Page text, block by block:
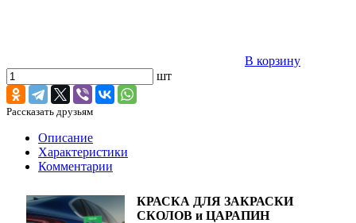
В корзину
шт
Рассказать друзьям
Описание
Характеристики
Комментарии
КРАСКА ДЛЯ ЗАКРАСКИ
СКОЛОВ и ЦАРАПИН